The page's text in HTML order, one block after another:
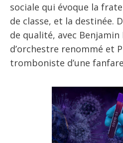
sociale qui évoque la
de classe, et la destinée.
de qualité, avec Benjamin
d’orchestre renommé et
tromboniste d’une